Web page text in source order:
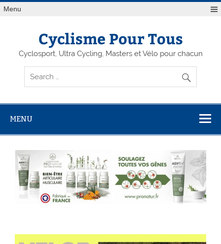
Menu
Cyclisme Pour Tous
Cyclosport, Ultra Cycling, Masters et Vélo pour chacun
MENU